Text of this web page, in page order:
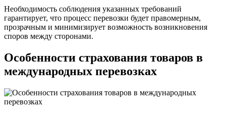
Необходимость соблюдения указанных требований
гарантирует, что процесс перевозки будет правомерным,
прозрачным и минимизирует возможность возникновения
споров между сторонами.
Особенности страхования товаров в
международных перевозках